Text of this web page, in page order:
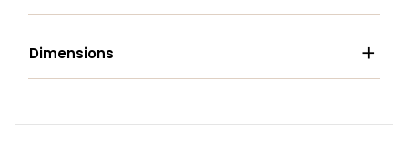
Dimensions 